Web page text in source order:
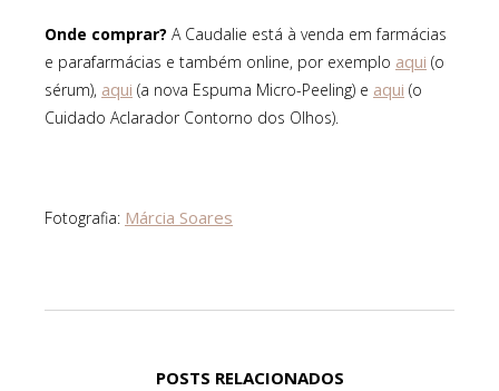
Onde comprar? A Caudalie está à venda em farmácias
e parafarmácias e também online, por exemplo aqui (o
sérum), aqui (a nova Espuma Micro-Peeling) e aqui (o
Cuidado Aclarador Contorno dos Olhos).
Fotografia: Márcia Soares
POSTS RELACIONADOS